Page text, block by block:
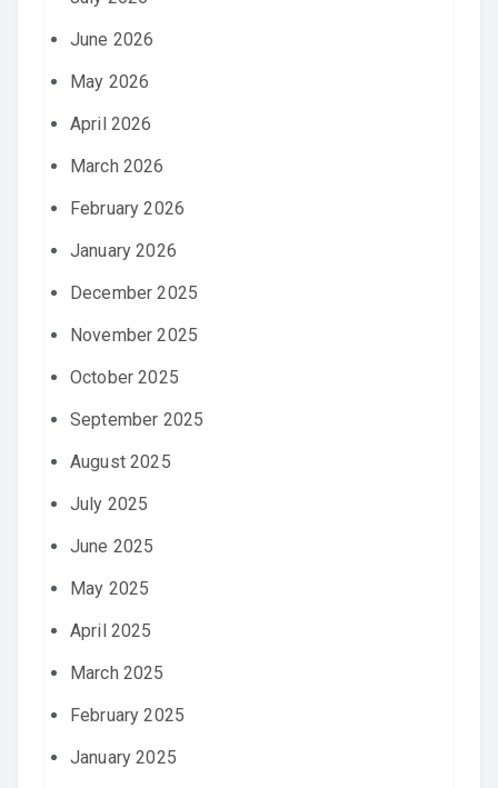
June 2026
May 2026
April 2026
March 2026
February 2026
January 2026
December 2025
November 2025
October 2025
September 2025
August 2025
July 2025
June 2025
May 2025
April 2025
March 2025
February 2025
January 2025